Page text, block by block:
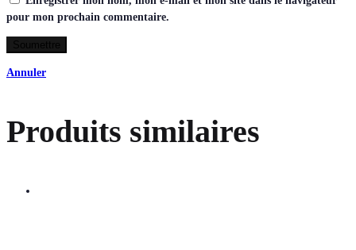
pour mon prochain commentaire.
Annuler
Produits similaires